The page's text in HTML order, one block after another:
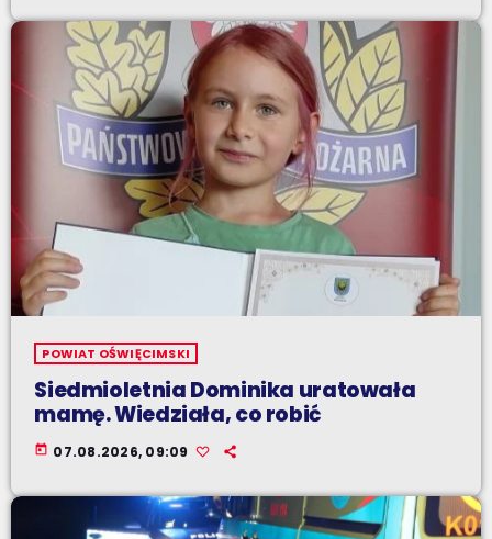
POWIAT OŚWIĘCIMSKI
Siedmioletnia Dominika uratowała
mamę. Wiedziała, co robić
today 07.08.2026, 09:09